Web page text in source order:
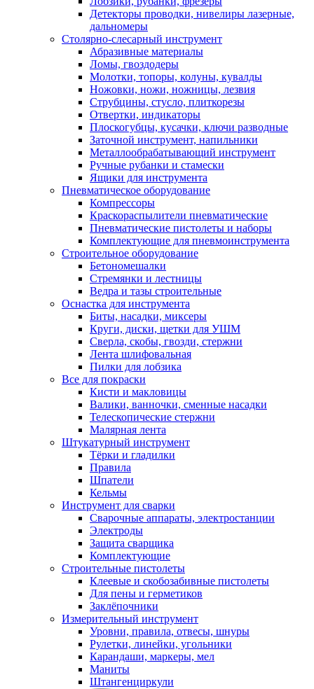
Детекторы проводки, нивелиры лазерные,
дальномеры
Столярно-слесарный инструмент
Абразивные материалы
Ломы, гвоздодеры
Молотки, топоры, колуны, кувалды
Ножовки, ножи, ножницы, лезвия
Струбцины, стусло, плиткорезы
Отвертки, индикаторы
Плоскогубцы, кусачки, ключи разводные
Заточной инструмент, напильники
Металлообрабатывающий инструмент
Ручные рубанки и стамески
Ящики для инструмента
Пневматическое оборудование
Компрессоры
Краскораспылители пневматические
Пневматические пистолеты и наборы
Комплектующие для пневмоинструмента
Строительное оборудование
Бетономешалки
Стремянки и лестницы
Ведра и тазы строительные
Оснастка для инструмента
Биты, насадки, миксеры
Круги, диски, щетки для УШМ
Сверла, скобы, гвозди, стержни
Лента шлифовальная
Пилки для лобзика
Все для покраски
Кисти и макловицы
Валики, ванночки, сменные насадки
Телескопические стержни
Малярная лента
Штукатурный инструмент
Тёрки и гладилки
Правила
Шпатели
Кельмы
Инструмент для сварки
Сварочные аппараты, электростанции
Электроды
Защита сварщика
Комплектующие
Строительные пистолеты
Клеевые и скобозабивные пистолеты
Для пены и герметиков
Заклёпочники
Измерительный инструмент
Уровни, правила, отвесы, шнуры
Рулетки, линейки, угольники
Карандаши, маркеры, мел
Маниты
Штангенциркули